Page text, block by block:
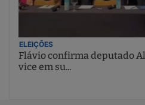
ELEIÇÕES
Flávio confirma deputado
vice em su...